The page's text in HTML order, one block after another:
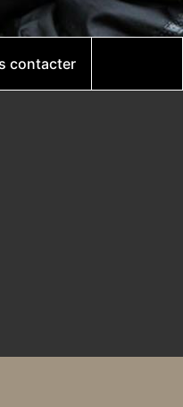
contacter